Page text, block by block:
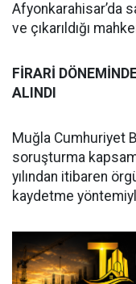
Afyonkarahisar’da
ve çıkarıldığı
FİRARİ
ALINDI
Muğla Cumhuriyet
soruşturma
yılından itibaren
kaydetme